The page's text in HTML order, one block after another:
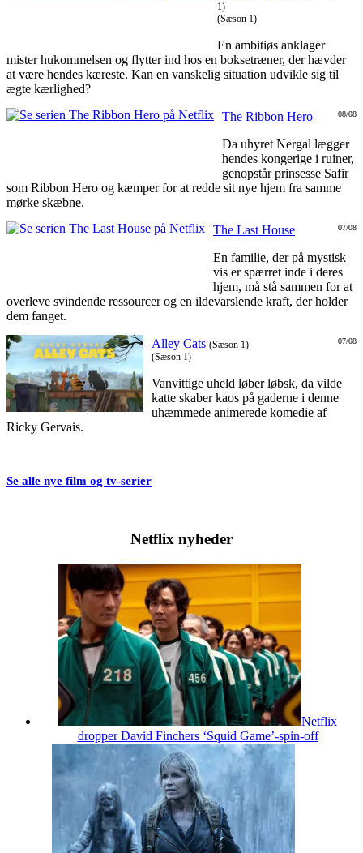
1)
(Sæson 1)
En ambitiøs anklager
mister hukommelsen og flytter ind hos en boksetræner, der hævder
at være hendes kæreste. Kan en vanskelig situation udvikle sig til
ægte kærlighed?
08/08
The Ribbon Hero
Da uhyret Nergal lægger
hendes kongerige i ruiner,
genopstår prinsesse Safir
som Ribbon Hero og kæmper for at redde sit nye hjem fra samme
mørke skæbne.
07/08
The Last House
En familie, der på mystisk
vis er spærret inde i deres
hjem, må stå sammen for at
overleve svindende ressourcer og en ildevarslende kraft, der holder
dem fanget.
07/08
Alley Cats (Sæson 1)
(Sæson 1)
Vanvittige uheld løber løbsk, da vilde
katte skaber kaos på gaderne i denne
uhæmmede animerede komedie af
Ricky Gervais.
Se alle nye film og tv-serier
Netflix nyheder
Netflix
dropper David Finchers ‘Squid Game’-spin-off